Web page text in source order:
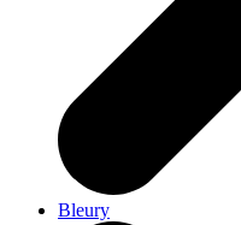
Bleury